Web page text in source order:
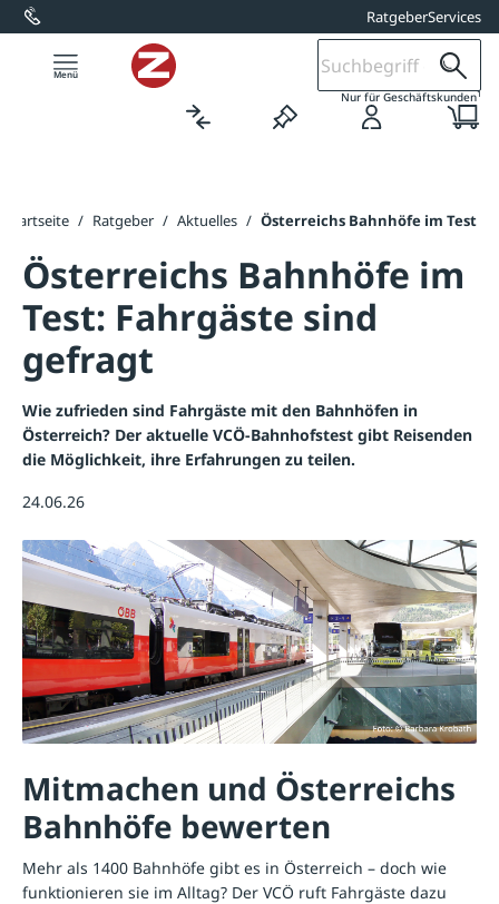
springen RatgeberServices
Nur für Geschäftskunden1
Startseite / Ratgeber / Aktuelles / Österreichs Bahnhöfe im Test
Österreichs Bahnhöfe im
Test: Fahrgäste sind
gefragt
Wie zufrieden sind Fahrgäste mit den Bahnhöfen in
Österreich? Der aktuelle VCÖ-Bahnhofstest gibt Reisenden
die Möglichkeit, ihre Erfahrungen zu teilen.
24.06.26
Mitmachen und Österreichs
Bahnhöfe bewerten
Mehr als 1400 Bahnhöfe gibt es in Österreich – doch wie
funktionieren sie im Alltag? Der VCÖ ruft Fahrgäste dazu